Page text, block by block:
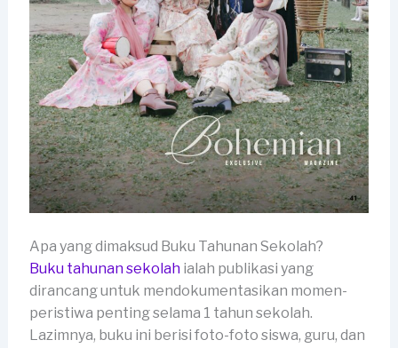
Apa yang dimaksud Buku Tahunan Sekolah?
Buku tahunan sekolahialah publikasi yang
dirancang untuk mendokumentasikan momen-
peristiwa penting selama 1 tahun sekolah.
Lazimnya, buku ini berisi foto-foto siswa, guru, dan